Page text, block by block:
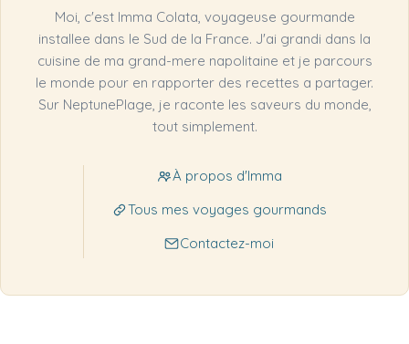
Moi, c'est Imma Colata, voyageuse gourmande
installee dans le Sud de la France. J'ai grandi dans la
cuisine de ma grand-mere napolitaine et je parcours
le monde pour en rapporter des recettes a partager.
Sur NeptunePlage, je raconte les saveurs du monde,
tout simplement.
À propos d'Imma
Tous mes voyages gourmands
Contactez-moi